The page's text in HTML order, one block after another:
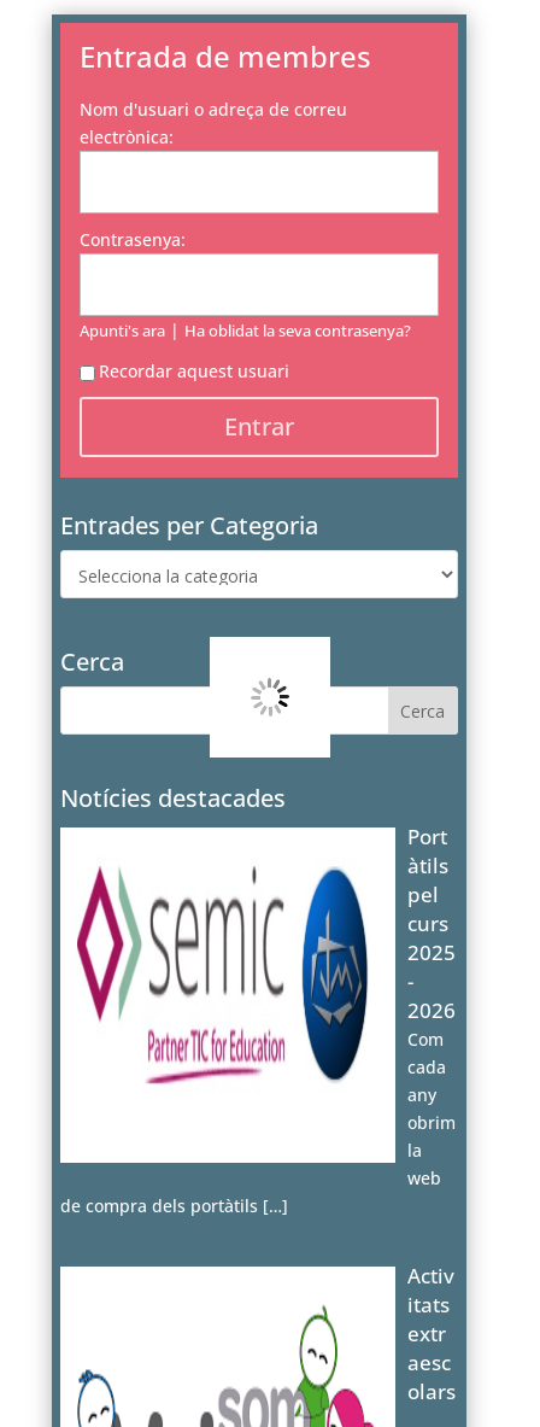
Entrada de membres
Nom d'usuari o adreça de correu
electrònica:
Contrasenya:
Apunti's ara | Ha oblidat la seva contrasenya?
Recordar aquest usuari
Entrades per Categoria
per
Cerca
Notícies destacades
Port
àtils
pel
curs
2025
-
2026
Com
cada
any
obrim
la
web
de compra dels portàtils […]
Activ
itats
extr
aesc
olars